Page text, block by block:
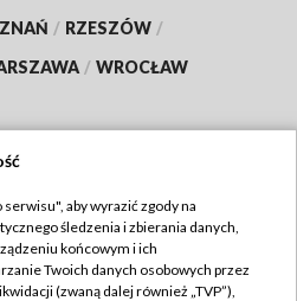
/ RZESZÓW /
/ WROCŁAW
TVP
TVP
aby wyrazić zgody na
śledzenia i zbierania danych,
końcowym i ich
Twoich danych osobowych przez
(zwaną dalej również „TVP”),